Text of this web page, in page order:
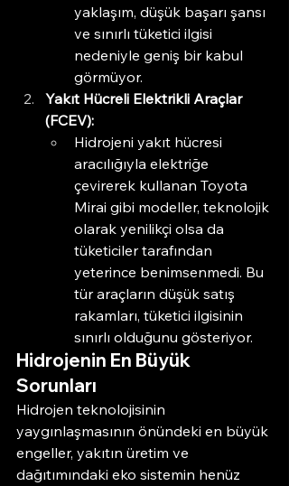
yaklaşım, düşük başarı şansı
ve sınırlı tüketici ilgisi
nedeniyle geniş bir kabul
görmüyor.
Yakıt Hücreli Elektrikli Araçlar
(FCEV):
Hidrojeni yakıt hücresi
aracılığıyla elektriğe
çevirerek kullanan Toyota
Mirai gibi modeller, teknolojik
olarak yenilikçi olsa da
tüketiciler tarafından
yeterince benimsenmedi. Bu
tür araçların düşük satış
rakamları, tüketici ilgisinin
sınırlı olduğunu gösteriyor.
Hidrojenin En Büyük
Sorunları
Hidrojen teknolojisinin
yaygınlaşmasının önündeki en büyük
engeller, yakıtın üretim ve
dağıtımındaki eko sistemin henüz